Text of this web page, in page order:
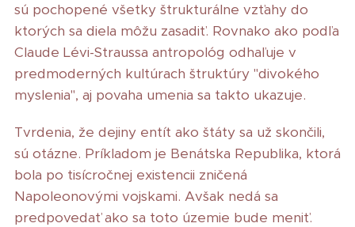
sú pochopené všetky štrukturálne vzťahy do
ktorých sa diela môžu zasadiť. Rovnako ako podľa
Claude Lévi-Straussa antropológ odhaľuje v
predmoderných kultúrach štruktúry "divokého
myslenia", aj povaha umenia sa takto ukazuje.
Tvrdenia, že dejiny entít ako štáty sa už skončili,
sú otázne. Príkladom je Benátska Republika, ktorá
bola po tisícročnej existencii zničená
Napoleonovými vojskami. Avšak nedá sa
predpovedať ako sa toto územie bude meniť.